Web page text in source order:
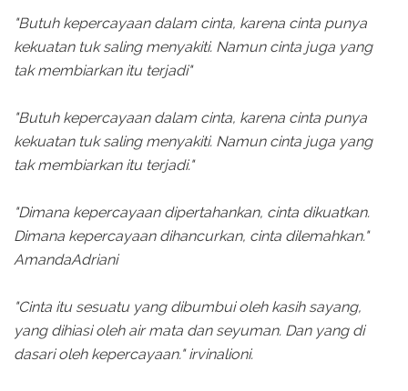
"Butuh kepercayaan dalam cinta, karena cinta punya
kekuatan tuk saling menyakiti. Namun cinta juga yang
tak membiarkan itu terjadi"
"Butuh kepercayaan dalam cinta, karena cinta punya
kekuatan tuk saling menyakiti. Namun cinta juga yang
tak membiarkan itu terjadi."
"Dimana kepercayaan dipertahankan, cinta dikuatkan.
Dimana kepercayaan dihancurkan, cinta dilemahkan."
AmandaAdriani
"Cinta itu sesuatu yang dibumbui oleh kasih sayang,
yang dihiasi oleh air mata dan seyuman. Dan yang di
dasari oleh kepercayaan." irvinalioni.